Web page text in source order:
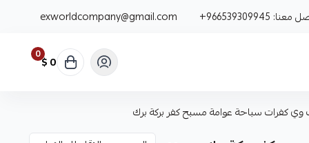
معنا: +966539309945
exworldcompany@gmail.com
0 0 $
كفرات سباحة عوامة مسبح كفر بركة برك